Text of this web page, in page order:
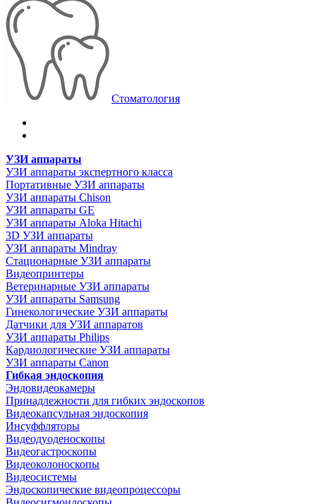
Стоматология
УЗИ аппараты
УЗИ аппараты экспертного класса
Портативные УЗИ аппараты
УЗИ аппараты Chison
УЗИ аппараты GE
УЗИ аппараты Aloka Hitachi
3D УЗИ аппараты
УЗИ аппараты Mindray
Стационарные УЗИ аппараты
Видеопринтеры
Ветеринарные УЗИ аппараты
УЗИ аппараты Samsung
Гинекологические УЗИ аппараты
Датчики для УЗИ аппаратов
УЗИ аппараты Philips
Кардиологические УЗИ аппараты
УЗИ аппараты Canon
Гибкая эндоскопия
Эндовидеокамеры
Принадлежности для гибких эндоскопов
Видеокапсульная эндоскопия
Инсуффляторы
Видеодуоденоскопы
Видеогастроскопы
Видеоколоноскопы
Видеосистемы
Эндоскопические видеопроцессоры